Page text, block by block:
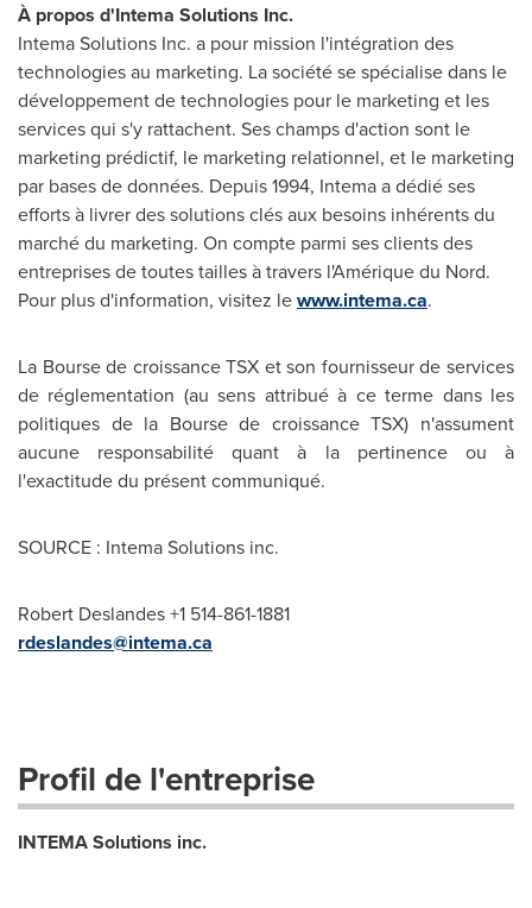
À propos d'Intema Solutions Inc.
Intema Solutions Inc. a pour mission l'intégration des
technologies au marketing. La société se spécialise dans le
développement de technologies pour le marketing et les
services qui s'y rattachent. Ses champs d'action sont le
marketing prédictif, le marketing relationnel, et le marketing
par bases de données. Depuis 1994, Intema a dédié ses
efforts à livrer des solutions clés aux besoins inhérents du
marché du marketing. On compte parmi ses clients des
entreprises de toutes tailles à travers l'Amérique du Nord.
Pour plus d'information, visitez lewww.intema.ca.
La Bourse de croissance TSX et son fournisseur de services
de réglementation (au sens attribué à ce terme dans les
politiques de la Bourse de croissance TSX) n'assument
aucune responsabilité quant à la pertinence ou à
l'exactitude du présent communiqué.
SOURCE : Intema Solutions inc.
Robert Deslandes +1 514-861-1881
rdeslandes@intema.ca
Profil de l'entreprise
INTEMA Solutions inc.